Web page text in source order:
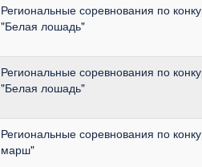
Региональные соревнования по
"Белая лошадь"
Региональные соревнования по
"Белая лошадь"
Региональные соревнования по
марш"